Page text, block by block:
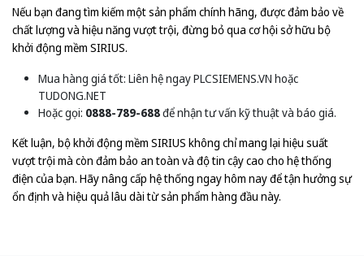
Nếu bạn đang tìm kiếm một sản phẩm chính hãng, được đảm bảo về
chất lượng và hiệu năng vượt trội, đừng bỏ qua cơ hội sở hữu bộ
khởi động mềm SIRIUS.
Mua hàng giá tốt: Liên hệ ngayPLCSIEMENS.VN hoặc
TUDONG.NET
Hoặc gọi: 0888-789-688để nhận tư vấn kỹ thuật và báo giá.
Kết luận, bộ khởi động mềm SIRIUS không chỉ mang lại hiệu suất
vượt trội mà còn đảm bảo an toàn và độ tin cậy cao cho hệ thống
điện của bạn. Hãy nâng cấp hệ thống ngay hôm nay để tận hưởng sự
ổn định và hiệu quả lâu dài từ sản phẩm hàng đầu này.